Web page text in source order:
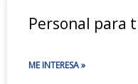
Personal para
ME INTERESA »